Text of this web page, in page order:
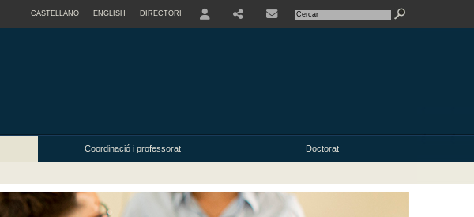
CASTELLANO ENGLISH DIRECTORI
Coordinació i professorat Doctorat